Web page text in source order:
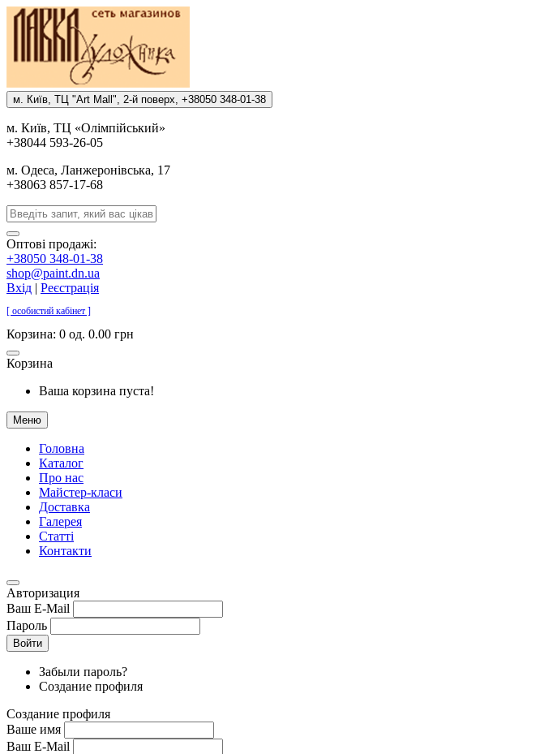
м. Киïв, ТЦ "Art Mall", 2-й поверх, +38050 348-01-38
м. Киïв, ТЦ «Олiмпiйський»
+38044 593-26-05
м. Одеса, Ланжеронiвська, 17
+38063 857-17-68
Оптові продажі:
+38050 348-01-38
shop@paint.dn.ua
Вхід | Реєстрація
[ особистий кабінет ]
Корзина: 0 од. 0.00 грн
Корзина
Ваша корзина пуста!
Меню
Головна
Каталог
Про нас
Майстер-класи
Доставка
Галерея
Статтi
Контакти
Авторизация
Ваш E-Mail
Пароль
Войти
Забыли пароль?
Создание профиля
Создание профиля
Ваше имя
Ваш E-Mail